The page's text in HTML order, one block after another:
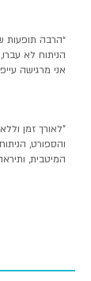
״הרבה תופעות
הניתוח לא
אני מרגישה
"לאורך זמן
והספורט,
המיטבית,